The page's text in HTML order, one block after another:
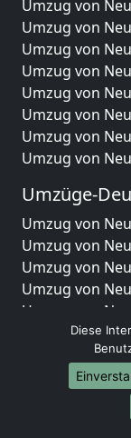
Umzug von
Umzug von
Umzug von
Umzug von
Umzug von
Umzug von
Umzug von
Umzug von
Umzüge-
Umzug von
Umzug von
Umzug von
Umzug von
Umzug von
Umzug von
Umzug von
Umzug von
Umzug von
Umzug von
Diese